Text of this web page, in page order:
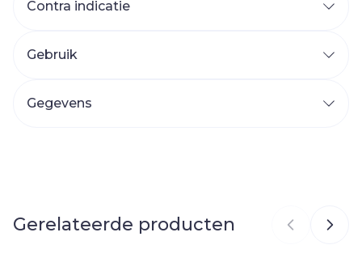
Contra indicatie
Gebruik
Gegevens
Merken Teddy-vit
Gerelateerde producten